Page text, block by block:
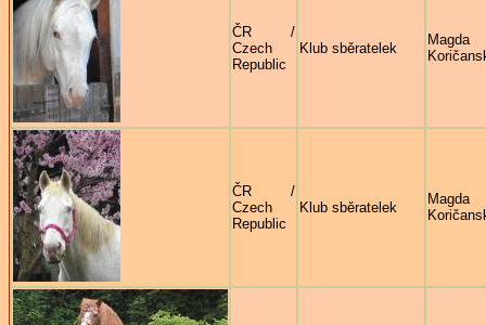
ČR /
Czech
Republic
Klub sběratelek
Magda
ČR /
Czech
Republic
Klub sběratelek
Magda